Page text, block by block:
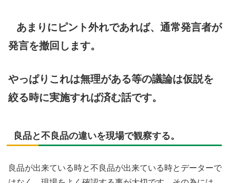
あまりにピント外れであれば、通常発言者が
発言を撤回します。
やっぱりこれは無理がある等の議論は仮説を
絞る時に実施すれば済む話です。
良品と不良品の違いを現場で観察する。
良品が出来ている時と不良品が出来ている時とデーターで